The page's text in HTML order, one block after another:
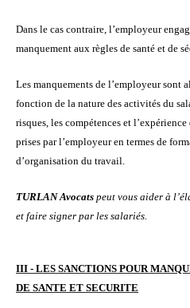
Dans le cas contraire, l’employeur
manquement aux règles de santé et de
Les manquements de l’employeur sont
fonction de la nature des activités du
risques, les compétences et
prises par l’employeur en termes de
d’organisation du travail.
TURLAN Avocats peut vous aider à
et faire signer par les salariés.
III - LES SANCTIONS POUR
DE SANTE ET SECURITE